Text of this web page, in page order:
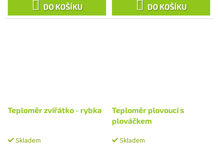
DO KOŠÍKU DO KOŠÍKU
Teploměr zvířátko - rybka
Skladem
Teploměr plovoucí s
plováčkem
Skladem